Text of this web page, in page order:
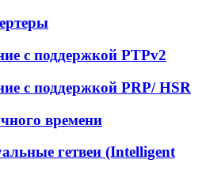
с поддержкой PTPv2
с поддержкой PRP/ HSR
времени
гетвеи (Intelligent